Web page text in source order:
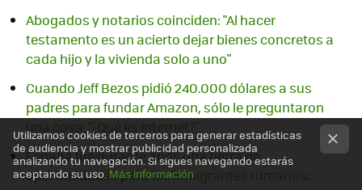
Abogados y notarios coinciden: "Al hacer
testamento es un acierto dejar bienes concretos a
cada hijo y la vivienda solo a uno"
Cuando Jeff Bezos pidió 240.000 dólares a sus
padres para fundar Amazon, sólo le preguntaron
una cosa: "¿Qué es Internet?"
España fue durante años una tierra de
oportunidades para los inmigrantes rumanos:
Utilizamos cookies de terceros para generar estadísticas
de audiencia y mostrar publicidad personalizada
analizando tu navegación. Si sigues navegando estarás
aceptando su uso.Más información